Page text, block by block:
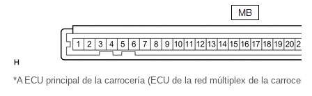
*A ECU principal de la carrocería (ECU de la red múltiplex de la